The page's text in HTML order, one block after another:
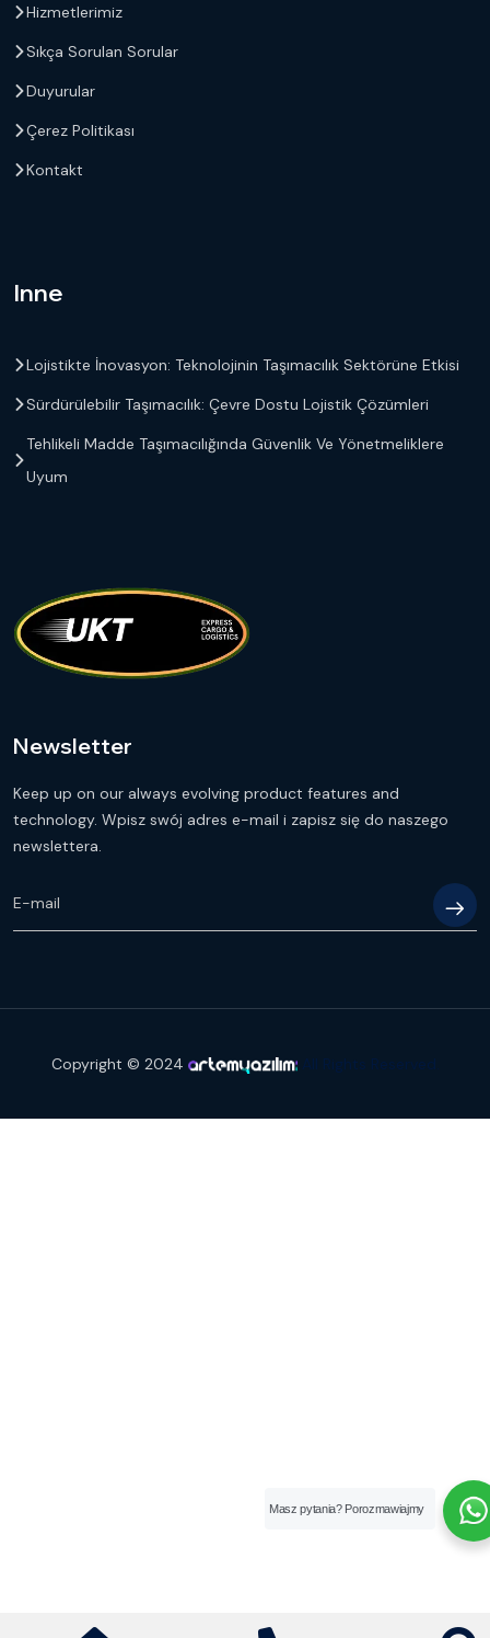
Hizmetlerimiz
Sıkça Sorulan Sorular
Duyurular
Çerez Politikası
Kontakt
Inne
Lojistikte İnovasyon: Teknolojinin Taşımacılık Sektörüne Etkisi
Sürdürülebilir Taşımacılık: Çevre Dostu Lojistik Çözümleri
Tehlikeli Madde Taşımacılığında Güvenlik Ve Yönetmeliklere
Uyum
Newsletter
Keep up on our always evolving product features and
technology. Wpisz swój adres e-mail i zapisz się do naszego
newslettera.
Copyright © 2024 All Rights Reserved.
Masz pytania? Porozmawiajmy